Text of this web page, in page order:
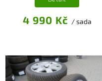
4 990 Kč / sada